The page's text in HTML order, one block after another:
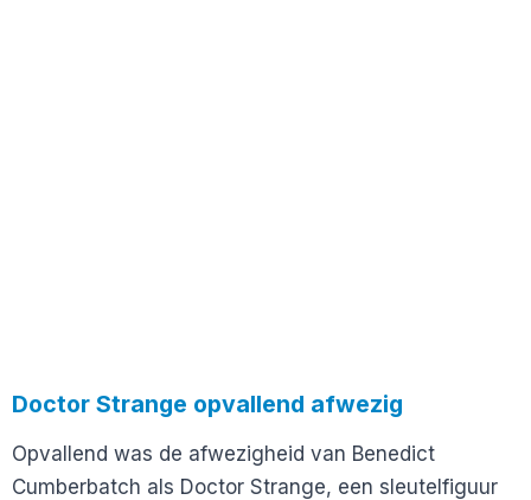
Doctor Strange opvallend afwezig
Opvallend was de afwezigheid van Benedict
Cumberbatch als Doctor Strange, een sleutelfiguur